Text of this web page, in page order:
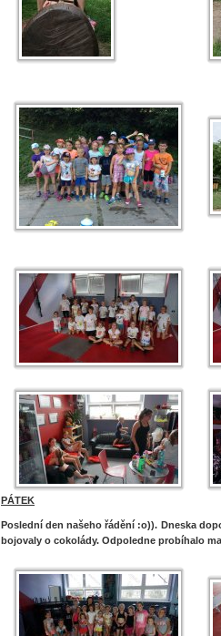
PÁTEK
Poslední den našeho řádění :o)). Dneska
bojovaly o cokolády. Odpoledne probíhalo